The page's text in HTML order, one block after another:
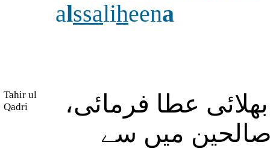
alssaliheena
Tahir ul
Qadri
عطا فرمائی،
میں سے